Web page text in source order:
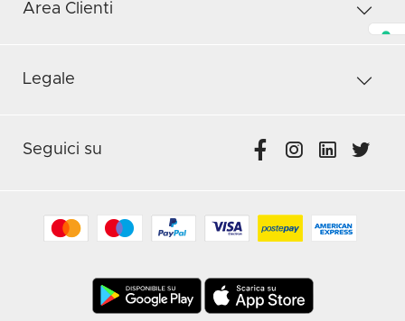
Area Clienti
Legale
Seguici su